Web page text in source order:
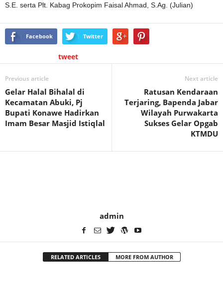
S.E. serta Plt. Kabag Prokopim Faisal Ahmad, S.Ag. (Julian)
Facebook Twitter
tweet
Previous article
Gelar Halal Bihalal di
Kecamatan Abuki, Pj
Bupati Konawe Hadirkan
Imam Besar Masjid Istiqlal
Next article
Ratusan Kendaraan
Terjaring, Bapenda Jabar
Wilayah Purwakarta
Sukses Gelar Opgab
KTMDU
admin
RELATED ARTICLES MORE FROM AUTHOR